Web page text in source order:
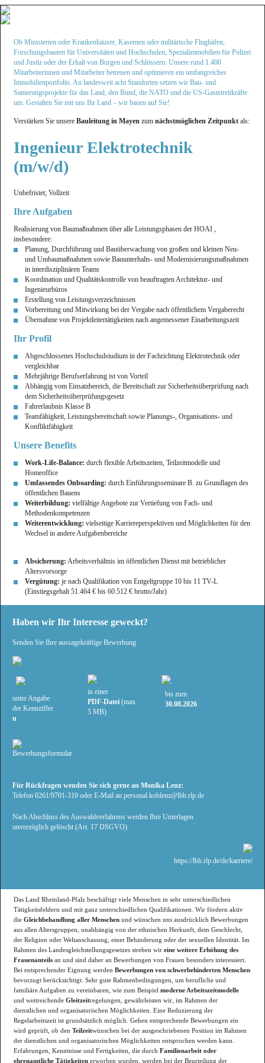
Ob Ministerien oder Krankenhäuser, Kasernen oder militärische Flughäfen,
Forschungsbauten für Universitäten und Hochschulen, Spezialimmobilien für Polizei
und Justiz oder der Erhalt von Burgen und Schlössern: Unsere rund 1.400
Mitarbeiterinnen und Mitarbeiter betreuen und optimieren ein umfangreiches
Immobilienportfolio. An landesweit acht Standorten setzen wir Bau- und
Sanierungs­projekte für das Land, den Bund, die NATO und die US-Gaststreitkräfte
um. Gestalten Sie mit uns Ihr Land – wir bauen auf Sie!
Verstärken Sie unsereBauleitung in Mayenzum nächstmöglichen Zeitpunkt als:
Ingenieur Elektrotechnik
(m/w/d)
Unbefristet; Vollzeit
Ihre Aufgaben
Realisierung von Baumaßnahmen über alle Leistungsphasen der HOAI ,
insbesondere:
Planung, Durchführung und Bauüberwachung von großen und kleinen Neu-
und Umbaumaßnahmen sowie Bauunterhalts- und Modernisierungsmaßnahmen
in interdisziplinären Teams
Koordination und Qualitätskontrolle von beauftragten Architektur- und
Ingenieurbüros
Erstellung von Leistungsverzeichnissen
Vorbereitung und Mitwirkung bei der Vergabe nach öffentlichem Vergaberecht
Übernahme von Projektleitertätigkeiten nach angemessener Einarbeitungszeit
Ihr Profil
Abgeschlossenes Hochschulstudium in der Fachrichtung Elektrotechnik oder
vergleichbar
Mehrjährige Berufserfahrung ist von Vorteil
Abhängig vom Einsatzbereich, die Bereitschaft zur Sicherheitsüberprüfung nach
dem Sicherheitsüberprüfungsgesetz
Fahrerlaubnis Klasse B
Teamfähigkeit, Leistungsbereitschaft sowie Planungs-, Organisations- und
Konfliktfähigkeit
Unsere Benefits
Work-Life-Balance: durch flexible Arbeitszeiten, Teilzeitmodelle und
Homeoffice
Umfassendes Onboarding: durch Einführungsseminare B. zu Grundlagen des
öffentlichen Bauens
Weiterbildung: vielfältige Angebote zur Vertiefung von Fach- und
Methodenkompetenzen
Weiterentwicklung: vielseitige Karriereperspektiven und Möglichkeiten für den
Wechsel in andere Aufgabenbereiche
Absicherung: Arbeitsverhältnis im öffentlichen Dienst mit betrieblicher
Altersvorsorge
Vergütung: je nach Qualifikation von Entgeltgruppe 10 bis 11 TV-L
(Einstiegsgehalt 51.464 € bis 60.512 € brutto/Jahr)
Haben wir Ihr Interesse geweckt?
Senden Sie Ihre aussagekräftige Bewerbung
unter Angabe
der Kennziffer
n
in einer
PDF-Datei(max.
5 MB)
bis zum
30.08.2026
Bewerbungsformular
Für Rückfragen wenden Sie sich gerne an Monika Lenz:
Telefon 0261/9701-310 oder E-Mail an personal.koblenz@lbb.rlp.de
Nach Abschluss des Auswahlverfahrens werden Ihre Unterlagen
unverzüglich gelöscht (Art. 17 DSGVO).
https://lbb.rlp.de/de/karriere/
Das Land Rheinland-Pfalz beschäftigt viele Menschen in sehr unterschiedlichen
Tätigkeitsfeldern und mit ganz unterschiedlichen Qualifikationen. Wir fördern aktiv
dieGleichbehandlung aller Menschen und wünschen uns ausdrücklich Bewerbungen
aus allen Altersgruppen, unabhängig von der ethnischen Herkunft, dem Geschlecht,
der Religion oder Weltanschauung, einer Behinderung oder der sexuellen Identität. Im
Rahmen des Landesgleichstellungsgesetzes streben wireine weitere Erhöhung des
Frauenanteils an und sind daher an Bewerbungen von Frauen besonders interessiert.
Bei entsprechender Eignung werdenBewerbungen von schwerbehinderten Menschen
bevorzugt berücksichtigt. Sehr gute Rahmenbedingungen, um berufliche und
familiäre Aufgaben zu vereinbaren, wie zum Beispielmoderne Arbeitszeitmodelle
und weitreichendeGleitzeitregelungen, gewährleisten wir, im Rahmen der
dienstlichen und organisatorischen Möglichkeiten. Eine Reduzierung der
Regelarbeitszeit ist grundsätzlich möglich. Gehen entsprechende Bewerbungen ein
wird geprüft, ob denTeilzeitwünschen bei der ausgeschriebenen Position im Rahmen
der dienstlichen und organisatorischen Möglichkeiten entsprochen werden kann.
Erfahrungen, Kenntnisse und Fertigkeiten, die durchFamilienarbeit oder
ehrenamtliche Tätigkeiten erworben wurden, werden bei der Beurteilung der